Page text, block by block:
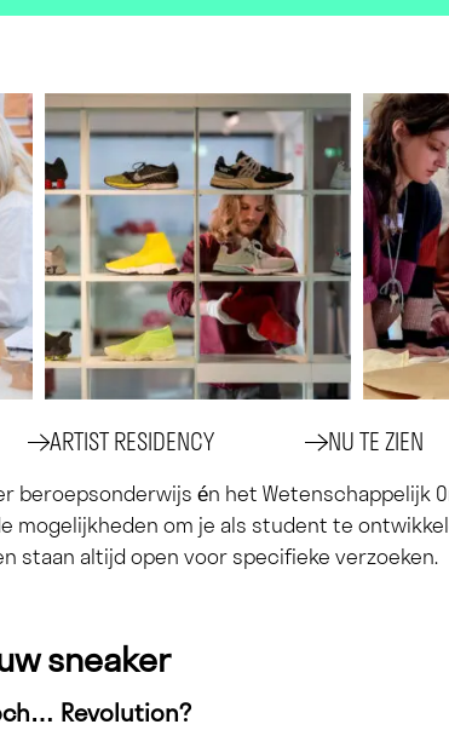
ARTIST RESIDENCY NU TE ZIEN
beroepsonderwijs én het Wetenschappelijk
mogelijkheden om je als student te
staan altijd open voor specifieke verzoeken.
sneaker
Revolution?